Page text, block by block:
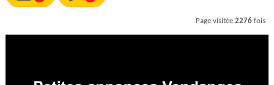
Page visitée 2276 fois